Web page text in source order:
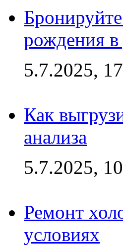
рождения в
5.7.2025,
Как
анализа
5.7.2025,
Ремонт
условиях